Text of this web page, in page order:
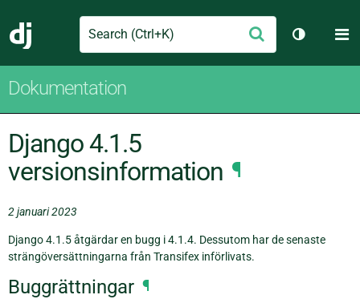
Django
Search Skicka
Växla
Dokumentation
Django 4.1.5
versionsinformation ¶
2 januari 2023
Django 4.1.5 åtgärdar en bugg i 4.1.4. Dessutom har de senaste
strängöversättningarna från Transifex införlivats.
Buggrättningar ¶